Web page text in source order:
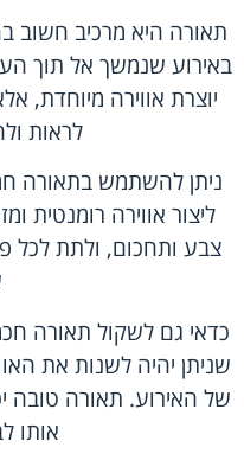
תאורה היא מרכיב חשוב
באירוע שנמשך אל תוך
יוצרת אווירה מיוחדת,
לראות
ניתן להשתמש בתאורה
ליצור אווירה רומנטית
צבע ותחכום, ולתת לכל
כדאי גם לשקול תאורה
שניתן יהיה לשנות את
של האירוע. תאורה טובה
אותו